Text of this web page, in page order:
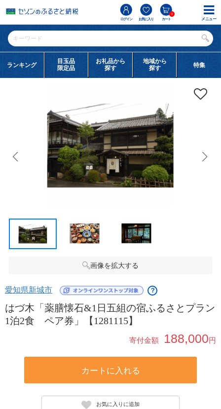
ログイン お気に入り カート
0
ランキング
目玉品
限定品
お礼品から
探す
地域から
探す
特集
画像を拡大する
愛知県新城市 ？
はづ木「薬膳懐石&1日五組の宿ふるさとプラン
1泊2食 ペア券」【1281115】
寄付金額 188,000円
カートに入れる
お気に入りに追加
メニュー